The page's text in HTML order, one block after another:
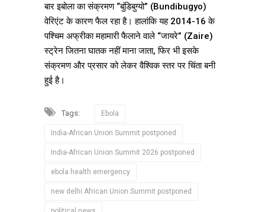
बार इबोला का संक्रमण “बुंडिबुग्यो” (Bundibugyo)
वेरिएंट के कारण फैल रहा है। हालांकि यह 2014-16 के
पश्चिम अफ्रीका महामारी फैलाने वाले “जायरे” (Zaire)
स्ट्रेन जितना घातक नहीं माना जाता, फिर भी इसके
संक्रमण और प्रसार को लेकर वैश्विक स्तर पर चिंता बनी
हुई है।
Tags: Ebola
India-African Union Summit postponed
India-African Union Summit 2026 postponed
ebola health emergency
new delhi African Union Summit postponed